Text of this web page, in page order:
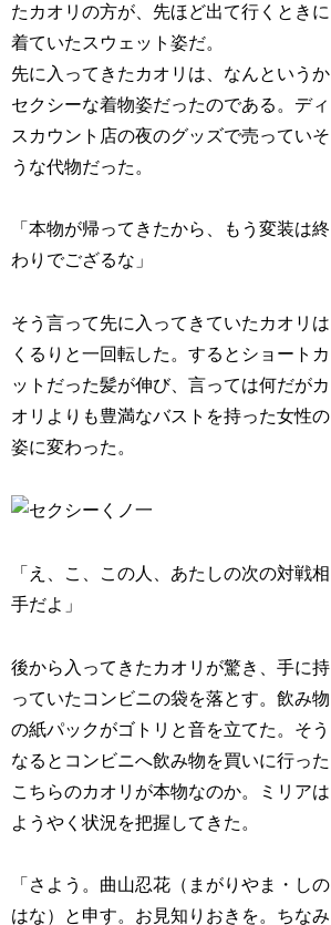
たカオリの方が、先ほど出て行くときに
着ていたスウェット姿だ。
先に入ってきたカオリは、なんというか
セクシーな着物姿だったのである。ディ
スカウント店の夜のグッズで売っていそ
うな代物だった。
「本物が帰ってきたから、もう変装は終
わりでござるな」
そう言って先に入ってきていたカオリは
くるりと一回転した。するとショートカ
ットだった髪が伸び、言っては何だがカ
オリよりも豊満なバストを持った女性の
姿に変わった。
「え、こ、この人、あたしの次の対戦相
手だよ」
後から入ってきたカオリが驚き、手に持
っていたコンビニの袋を落とす。飲み物
の紙パックがゴトリと音を立てた。そう
なるとコンビニへ飲み物を買いに行った
こちらのカオリが本物なのか。ミリアは
ようやく状況を把握してきた。
「さよう。 曲山忍花（まがりやま・しの
はな）
と申す。お見知りおきを。ちなみ